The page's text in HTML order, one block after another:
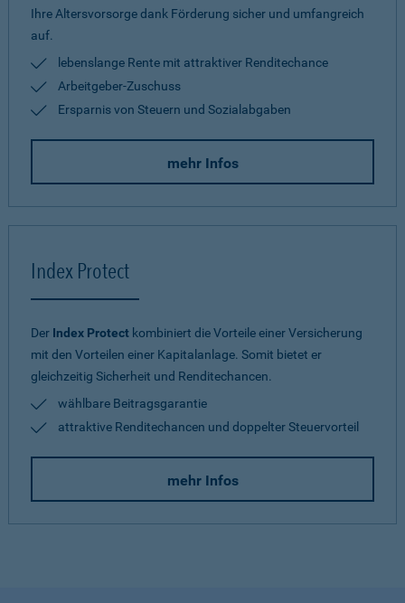
Ihre Altersvorsorge dank Förderung sicher und umfangreich
auf.
lebenslange Rente mit attraktiver Renditechance
Arbeitgeber-Zuschuss
Ersparnis von Steuern und Sozialabgaben
mehr Infos
Index Protect
Der Index Protect kombiniert die Vorteile einer Versicherung
mit den Vorteilen einer Kapitalanlage. Somit bietet er
gleichzeitig Sicherheit und Renditechancen.
wählbare Beitragsgarantie
attraktive Renditechancen und doppelter Steuervorteil
mehr Infos